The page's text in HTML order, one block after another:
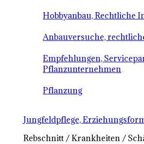
Hobbyanbau, Rechtliche
Anbauversuche,
Empfehlungen,
Pflanzunternehmen
Pflanzung
Jungfeldpflege,
Rebschnitt / Krankheiten /